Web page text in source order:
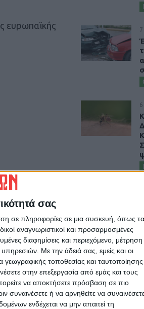
σας
σε πληροφορίες σε μια συσκευή, όπως τα
αναγνωριστικοί και προσαρμοσμένες
διαφημίσεις και περιεχόμενο, μέτρηση
υπηρεσιών. Με την άδειά σας, εμείς και οι
γεωγραφικής τοποθεσίας και ταυτοποίησης
στην επεξεργασία από εμάς και τους
να αποκτήσετε πρόσβαση σε πιο
συναινέσετε ή να αρνηθείτε να
ενδέχεται να μην απαιτεί τη
ευρωπαϊκής